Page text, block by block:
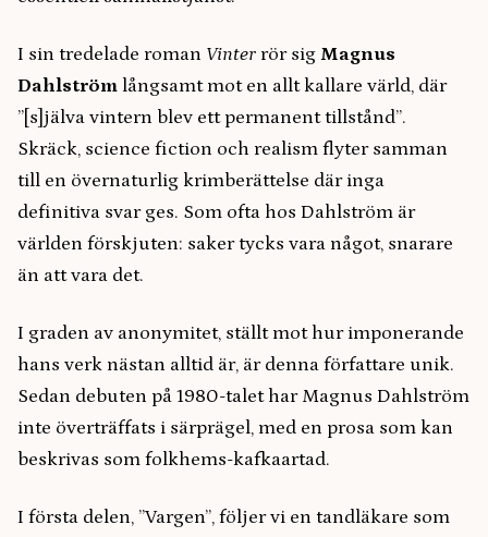
I sin tredelade roman Vinter rör sig Magnus
Dahlström långsamt mot en allt kallare värld, där
”[s]jälva vintern blev ett permanent tillstånd”.
Skräck, science fiction och realism flyter samman
till en övernaturlig krimberättelse där inga
definitiva svar ges. Som ofta hos Dahlström är
världen förskjuten: saker tycks vara något, snarare
än att vara det.
I graden av anonymitet, ställt mot hur imponerande
hans verk nästan alltid är, är denna författare unik.
Sedan debuten på 1980-talet har Magnus Dahlström
inte överträffats i särprägel, med en prosa som kan
beskrivas som folkhems-kafkaartad.
I första delen, ”Vargen”, följer vi en tandläkare som